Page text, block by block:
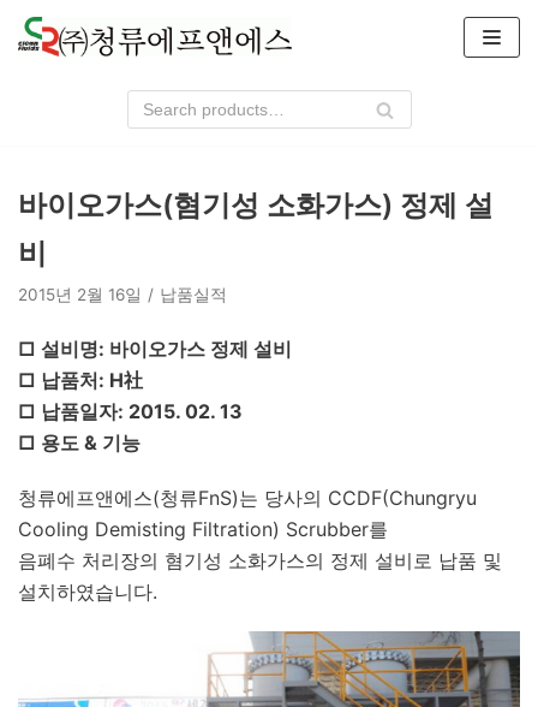
콘
텐
뛰
기
바이오가스(혐기성 소화가스) 정제 설
비
2015년 2월 16일 납품실적
□ 설비명: 바이오가스 정제 설비
□ 납품처: H社
□ 납품일자: 2015. 02. 13
□ 용도 & 기능
청류에프앤에스(청류FnS)는 당사의 CCDF(Chungryu
Cooling Demisting Filtration) Scrubber를
음폐수 처리장의 혐기성 소화가스의 정제 설비로 납품 및
설치하였습니다.